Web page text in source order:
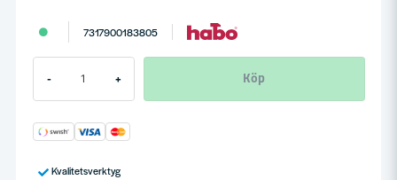
7317900183805
- + Köp
Kvalitetsverktyg